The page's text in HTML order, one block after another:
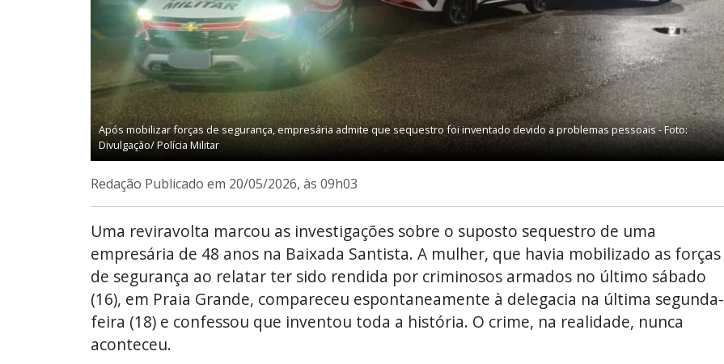
Após mobilizar forças de segurança, empresária admite que sequestro foi inventado devido a problemas pessoais - Foto:
Divulgação/ Polícia Militar
Redação Publicado em 20/05/2026, às 09h03
Uma reviravolta marcou as investigações sobre o suposto sequestro de uma
empresária de 48 anos na Baixada Santista. A mulher, que havia mobilizado as forças
de segurança ao relatar ter sido rendida por criminosos armados no último sábado
(16), em Praia Grande, compareceu espontaneamente à delegacia na última segunda-
feira (18) e confessou que inventou toda a história. O crime, na realidade, nunca
aconteceu.